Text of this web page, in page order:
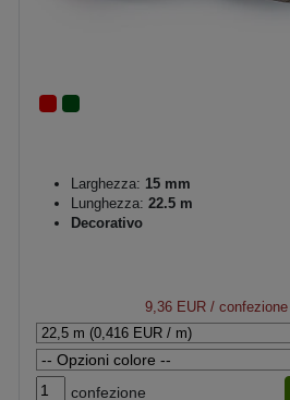
Larghezza: 15 mm
Lunghezza: 22.5 m
Decorativo
9,36 EUR/ confezione
confezione